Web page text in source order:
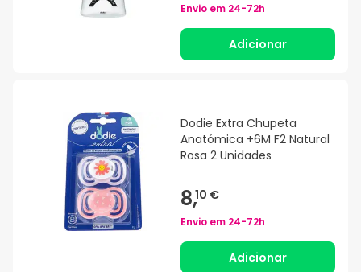
Envio em 24-72h
Adicionar
Dodie Extra Chupeta
Anatómica +6M F2 Natural
Rosa 2 Unidades
8,10 €
Envio em 24-72h
Adicionar